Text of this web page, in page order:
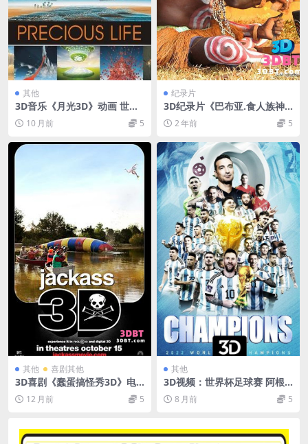
其他
3D音乐《月光3D》动画 世界
首张动画音乐3D蓝光 左右格
式 3D版 网盘 下载
10 月前 5
纪录片
3D纪录片《巴布亚.食人族神
秘岛》3D左右格式 高清 网盘
下载2 年前 5
其他 喜剧其他
3D喜剧《蠢蛋搞怪秀3D》电
影下载 jackass3D版 左右格式
网盘下载
12 月前 5
其他
3D视频：世界杯足球赛 阿根
廷vs德国 决赛 3D版 2010年
世界杯四分之一决赛世界杯
8 月前 5